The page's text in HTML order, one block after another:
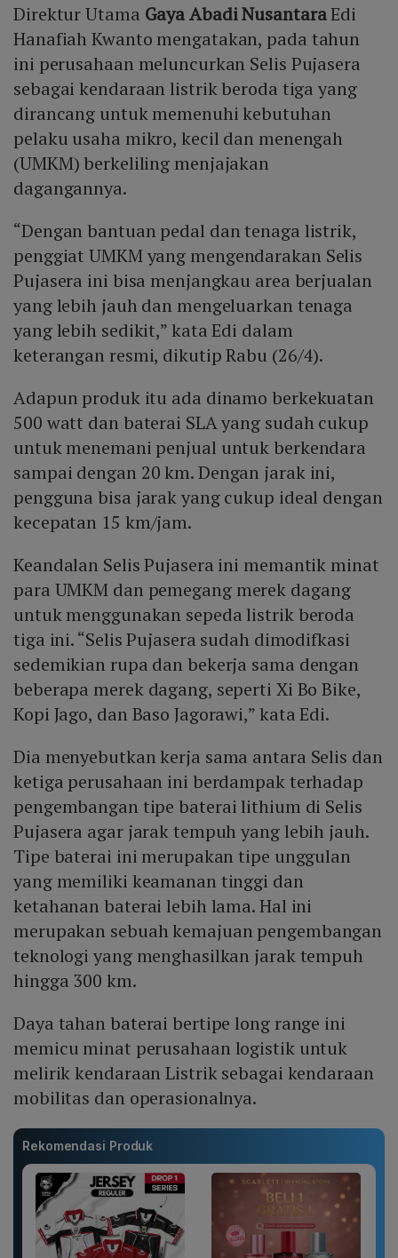
Direktur Utama Gaya Abadi NusantaraEdi
Hanafiah Kwanto mengatakan, pada tahun
ini perusahaan meluncurkan Selis Pujasera
sebagai kendaraan listrik beroda tiga yang
dirancang untuk memenuhi kebutuhan
pelaku usaha mikro, kecil dan menengah
(UMKM) berkeliling menjajakan
dagangannya.
“Dengan bantuan pedal dan tenaga listrik,
penggiat UMKM yang mengendarakan Selis
Pujasera ini bisa menjangkau area berjualan
yang lebih jauh dan mengeluarkan tenaga
yang lebih sedikit,” kata Edi dalam
keterangan resmi, dikutip Rabu (26/4).
Adapun produk itu ada dinamo berkekuatan
500 watt dan baterai SLA yang sudah cukup
untuk menemani penjual untuk berkendara
sampai dengan 20 km. Dengan jarak ini,
pengguna bisa jarak yang cukup ideal dengan
kecepatan 15 km/jam.
Keandalan Selis Pujasera ini memantik minat
para UMKM dan pemegang merek dagang
untuk menggunakan sepeda listrik beroda
tiga ini. “Selis Pujasera sudah dimodifkasi
sedemikian rupa dan bekerja sama dengan
beberapa merek dagang, seperti Xi Bo Bike,
Kopi Jago, dan Baso Jagorawi,” kata Edi.
Dia menyebutkan kerja sama antara Selis dan
ketiga perusahaan ini berdampak terhadap
pengembangan tipe baterai lithium di Selis
Pujasera agar jarak tempuh yang lebih jauh.
Tipe baterai ini merupakan tipe unggulan
yang memiliki keamanan tinggi dan
ketahanan baterai lebih lama. Hal ini
merupakan sebuah kemajuan pengembangan
teknologi yang menghasilkan jarak tempuh
hingga 300 km.
Daya tahan baterai bertipe long range ini
memicu minat perusahaan logistik untuk
melirik kendaraan Listrik sebagai kendaraan
mobilitas dan operasionalnya.
Rekomendasi Produk